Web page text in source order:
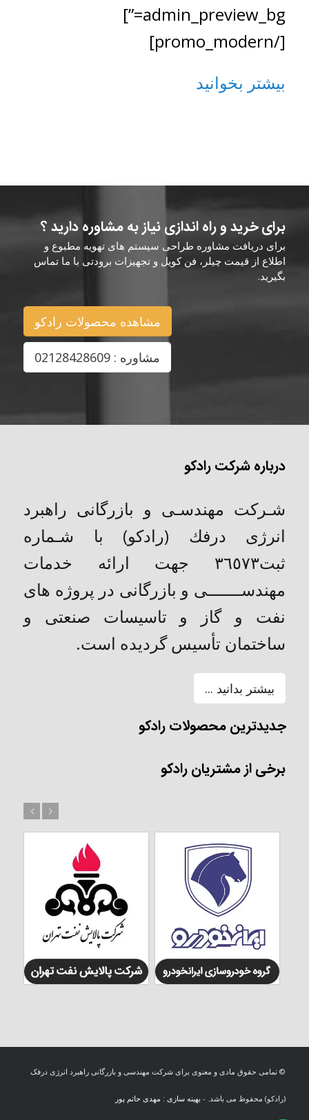
admin_preview_bg=”]
[/promo_modern]
بیشتر بخوانید
برای خرید و راه اندازی نیاز به مشاوره دارید ؟
برای دریافت مشاوره طراحی سیستم های تهویه مطبوع و
اطلاع از قیمت چیلر، فن کویل و تجهیزات برودتی با ما تماس
بگیرید.
مشاهده محصولات رادکو
مشاوره : 02128428609
درباره شرکت رادکو
شـركت مهندسـی و بازرگانی راهبرد
انرژی درفك (رادکو) با شـماره
ثبت٣٦٥٧٣ جهت ارائه خدمات
مهندســـــــی و بازرگانی در پروژه های
نفت و گاز و تاسیسات صنعتی و
ساختمان تأسیس گردیده است.
بیشتر بدانید ...
جدیدترین محصولات رادکو
برخی از مشتریان رادکو
© تمامی حقوق مادی و معنوی برای شرکت مهندسی و بازرگانی راهبرد انرژی درفک
(رادکو) محفوظ می باشد. - بهینه سازی : مهدی حاتم پور